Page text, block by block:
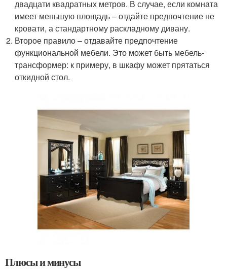
двадцати квадратных метров. В случае, если комната
имеет меньшую площадь – отдайте предпочтение не
кровати, а стандартному раскладному дивану.
Второе правило – отдавайте предпочтение
функциональной мебели. Это может быть мебель-
трансформер: к примеру, в шкафу может прятаться
откидной стол.
Плюсы и минусы